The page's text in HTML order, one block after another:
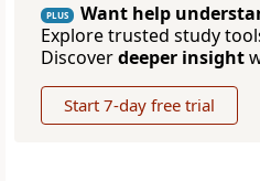
PLUS
Want help
Explore trusted study
Discoverdeeper insight
Start 7-day free trial